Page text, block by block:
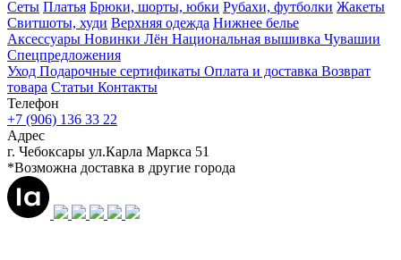
Сеты Платья Брюки, шорты, юбки Рубахи, футболки Жакеты
Свитшоты, худи Верхняя одежда Нижнее белье
Аксессуары Новинки Лён Национальная вышивка Чувашии
Спецпредложения
Уход Подарочные сертификаты Оплата и доставка Возврат
товара Статьи Контакты
Телефон
+7 (906) 136 33 22
Адрес
г. Чебоксары ул.Карла Маркса 51
*Возможна доставка в другие города